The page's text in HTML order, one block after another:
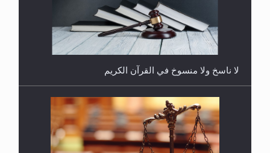
هل يجوز فتح مشروع كوافير نسائي للمحجبات وغير
لا ناسخ ولا منسوخ في القرآن الكريم